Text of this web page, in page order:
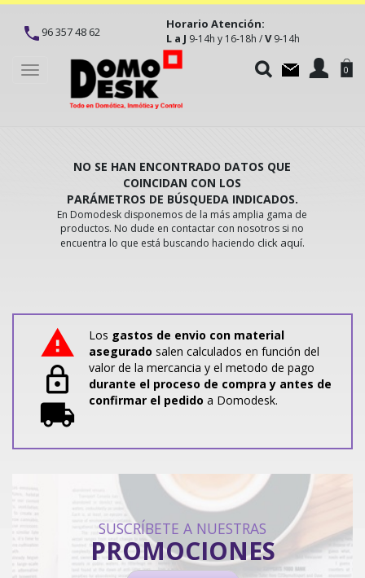
96 357 48 62
Horario Atención:
L a J 9-14h y 16-18h /V9-14h
Toggle
navigation
0
NO SE HAN ENCONTRADO DATOS QUE
COINCIDAN CON LOS
PARÁMETROS DE BÚSQUEDA INDICADOS.
En Domodesk disponemos de la más amplia gama de
productos. No dude en contactar con nosotros si no
encuentra lo que está buscando haciendo click aquí.
Los gastos de envio con material
asegurado salen calculados en función del
valor de la mercancia y el metodo de pago
durante el proceso de compra y antes de
confirmar el pedido a Domodesk.
SUSCRÍBETE A NUESTRAS
PROMOCIONES